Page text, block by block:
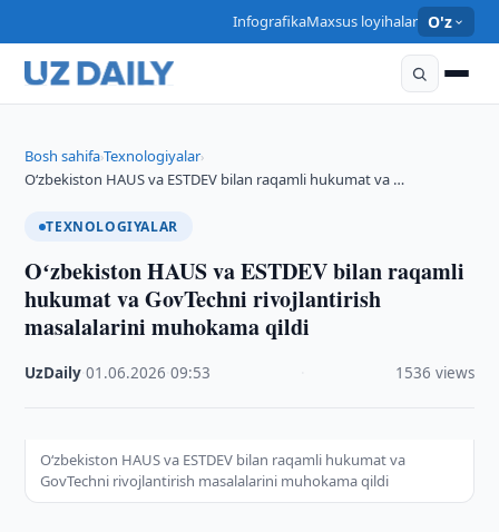
InfografikaMaxsus loyihalar O'z
Bosh sahifa›Texnologiyalar›
Oʻzbekiston HAUS va ESTDEV bilan raqamli hukumat va …
TEXNOLOGIYALAR
Oʻzbekiston HAUS va ESTDEV bilan raqamli
hukumat va GovTechni rivojlantirish
masalalarini muhokama qildi
UzDaily ·01.06.2026 ·09:53 1536 views
Oʻzbekiston HAUS va ESTDEV bilan raqamli hukumat va
GovTechni rivojlantirish masalalarini muhokama qildi